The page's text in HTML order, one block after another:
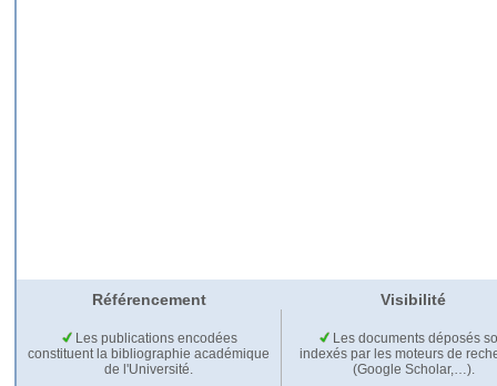
Référencement Visibilité
Les publications encodées
constituent la bibliographie académique
de l'Université.
Les documents déposés
indexés par les moteurs de
(Google Scholar,…).